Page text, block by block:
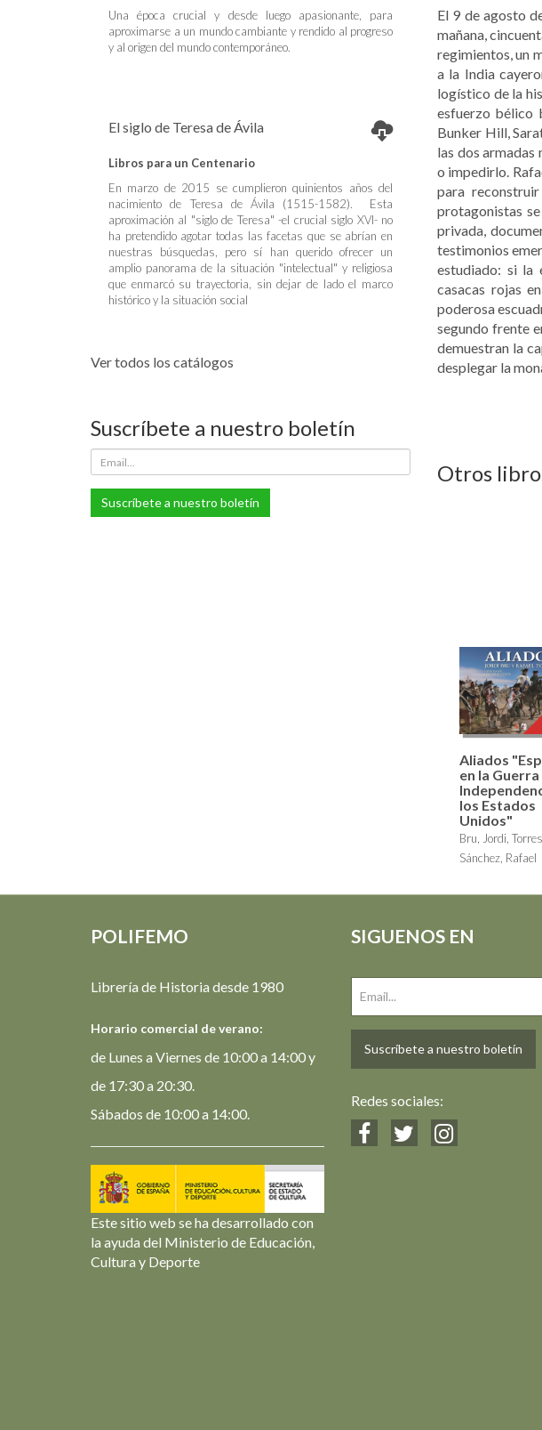
Una época crucial y desde luego apasionante, para
aproximarse a un mundo cambiante y rendido al progreso
y al origen del mundo contemporáneo.
El siglo de Teresa de Ávila
Libros para un Centenario
En marzo de 2015 se cumplieron quinientos años del
nacimiento de Teresa de Ávila (1515-1582). Esta
aproximación al "siglo de Teresa" -el crucial siglo XVI- no
ha pretendido agotar todas las facetas que se abrían en
nuestras búsquedas, pero sí han querido ofrecer un
amplio panorama de la situación "intelectual" y religiosa
que enmarcó su trayectoria, sin dejar de lado el marco
histórico y la situación social
Ver todos los catálogos
Suscríbete a nuestro boletín
Suscríbete a nuestro boletín
El 9 de agosto
mañana,
regimientos, un
a la India
logístico de la
esfuerzo bélico
Bunker Hill,
las dos armadas
o impedirlo.
para
protagonistas
privada,
testimonios
estudiado: si la
casacas rojas
poderosa
segundo frente
demuestran la
desplegar la
Otros
Aliados
en la
los Estados
Unidos"
Bru, Jordi, Torres
Sánchez, Rafael
POLIFEMO
Librería de Historia desde 1980
Horario comercial de verano:
de Lunes a Viernes de 10:00 a 14:00 y
de 17:30 a 20:30.
Sábados de 10:00 a 14:00.
Este sitio web se ha desarrollado con
la ayuda del Ministerio de Educación,
Cultura y Deporte
SIGUENOS EN
Suscríbete a nuestro boletín
Redes sociales: